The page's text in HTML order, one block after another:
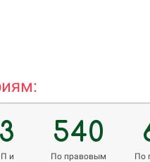
и
540
По правовым
По